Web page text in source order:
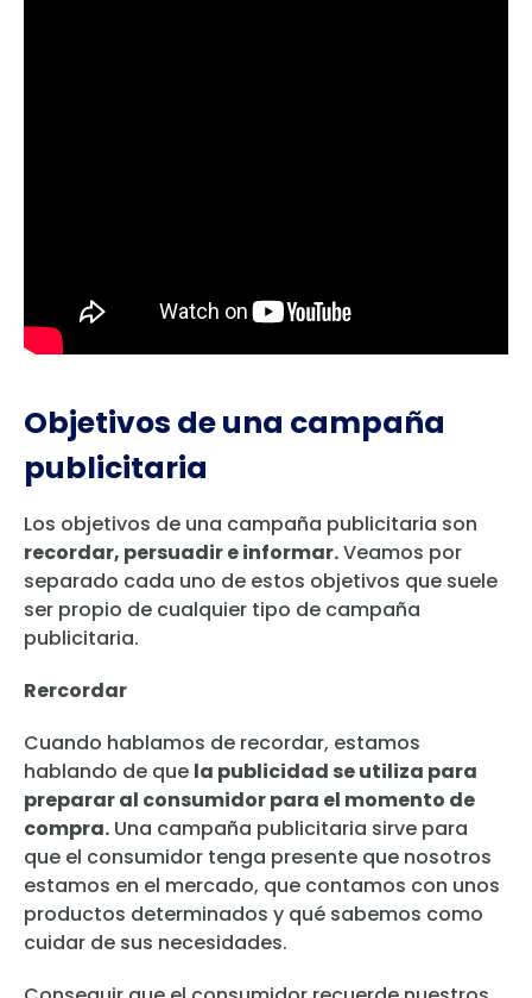
Objetivos de una campaña
publicitaria
Los objetivos de una campaña publicitaria son
recordar, persuadir e informar.Veamos por
separado cada uno de estos objetivos que suele
ser propio de cualquier tipo de campaña
publicitaria.
Rercordar
Cuando hablamos de recordar, estamos
hablando de que la publicidad se utiliza para
preparar al consumidor para el momento de
compra. Una campaña publicitaria sirve para
que el consumidor tenga presente que nosotros
estamos en el mercado, que contamos con unos
productos determinados y qué sabemos como
cuidar de sus necesidades.